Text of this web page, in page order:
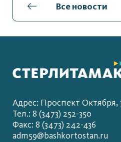
Все новости
Адрес: Проспект Октября,
Тел.: 8 (3473) 252-350
Факс: 8 (3473) 242-436
adm59@bashkortostan.ru